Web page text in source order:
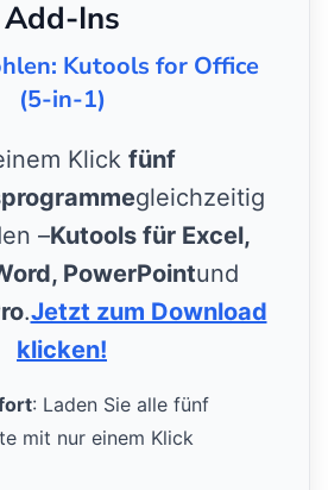
Add-Ins
Kutools for Office
(5-in-1)
Klick fünf
gleichzeitig
–Kutools für Excel,
PowerPointund
.Jetzt zum Download
klicken!
: Laden Sie alle fünf
mit nur einem Klick